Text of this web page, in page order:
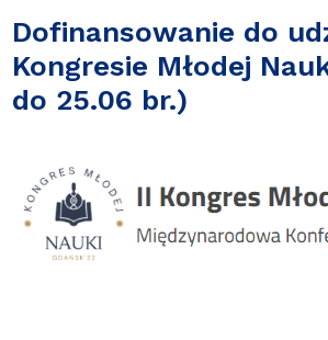
Dofinansowanie do
Kongresie Młodej
do 25.06 br.)